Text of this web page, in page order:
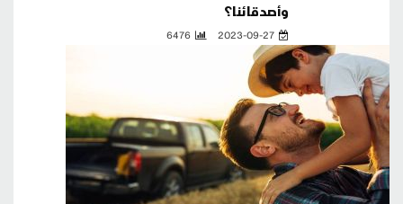
وأصدقائنا؟
2023-09-27
6476